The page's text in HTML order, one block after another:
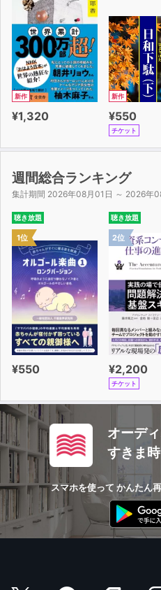
新作
¥1,320
新作
¥550
チケット
週間総合ランキング
集計期間 2026年08月01日 ～ 2026年
聴き放題
1位
¥550
聴き放題
2位
¥2,200
チケット
オーデ
すきま
スマホを使って かんたん